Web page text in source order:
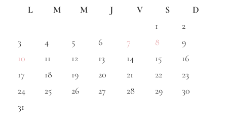
L
M M J V S
D
1
2
3
4 5 6 7 8
9
10
11 12 13 14 15
16
17
18 19 20 21 22
23
24
25 26 27 28 29
30
31